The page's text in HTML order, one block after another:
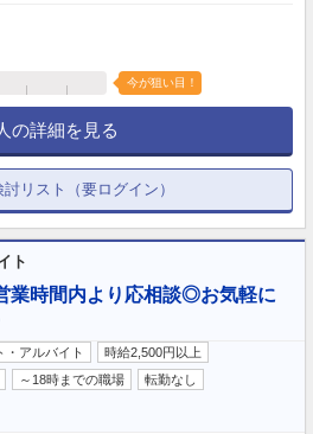
今が狙い目！
の詳細を見る
討リスト（要ログイン）
ト
業時間内より応相談◎お気軽に
・アルバイト
時給2,500円以上
～18時までの職場
転勤なし